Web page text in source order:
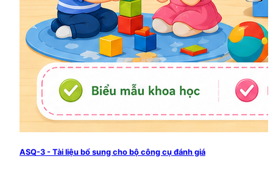
ASQ-3 - Tài liệu bổ sung cho bộ công cụ đánh giá